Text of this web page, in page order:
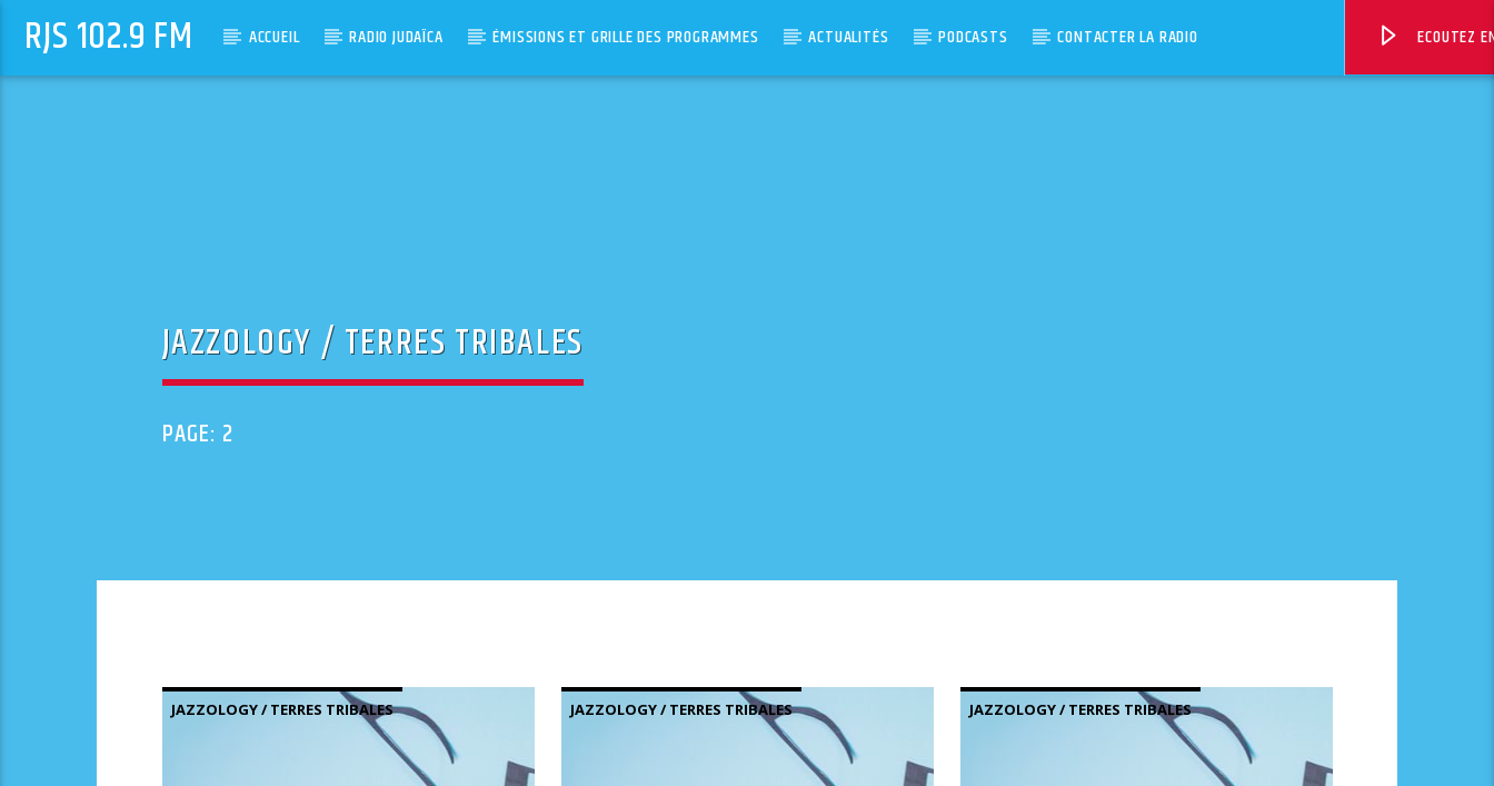
RJS 102.9 FM ACCUEIL RADIO JUDAÏCA ÉMISSIONS ET GRILLE DES PROGRAMMES ACTUALITÉS PODCASTS CONTACTER LA RADIO ECOUTEZ
JAZZOLOGY / TERRES TRIBALES
PAGE: 2
JAZZOLOGY / TERRES TRIBALES JAZZOLOGY / TERRES TRIBALES JAZZOLOGY / TERRES TRIBALES